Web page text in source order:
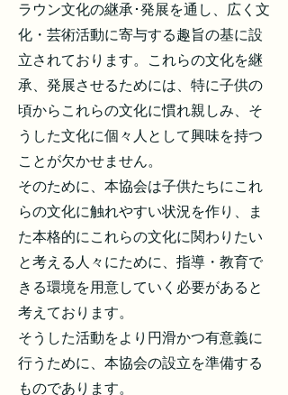
ラウン文化の継承･発展を通し、広く文
化・芸術活動に寄与する趣旨の基に設
立されております。これらの文化を継
承、発展させるためには、特に子供の
頃からこれらの文化に慣れ親しみ、そ
うした文化に個々人として興味を持つ
ことが欠かせません。
そのために、本協会は子供たちにこれ
らの文化に触れやすい状況を作り、ま
た本格的にこれらの文化に関わりたい
と考える人々にために、指導・教育で
きる環境を用意していく必要があると
考えております。
そうした活動をより円滑かつ有意義に
行うために、本協会の設立を準備する
ものであります。